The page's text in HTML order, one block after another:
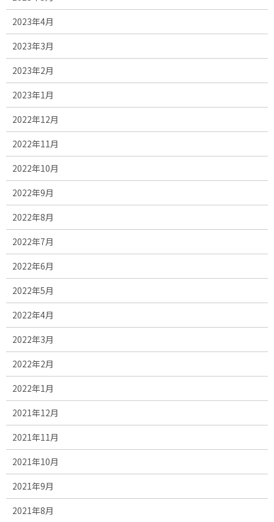
2023年4月
2023年3月
2023年2月
2023年1月
2022年12月
2022年11月
2022年10月
2022年9月
2022年8月
2022年7月
2022年6月
2022年5月
2022年4月
2022年3月
2022年2月
2022年1月
2021年12月
2021年11月
2021年10月
2021年9月
2021年8月